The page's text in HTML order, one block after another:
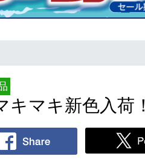
マキ新色入荷！